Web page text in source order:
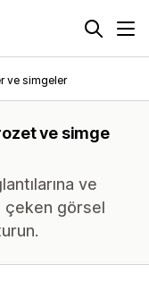
ve simgeler
ve simge
ve
çeken görsel